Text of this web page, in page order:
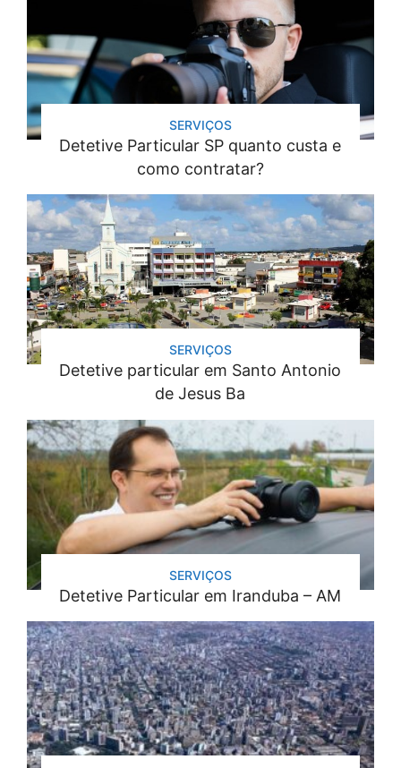
SERVIÇOS
Detetive Particular SP quanto custa e
como contratar?
SERVIÇOS
Detetive particular em Santo Antonio
de Jesus Ba
SERVIÇOS
Detetive Particular em Iranduba – AM